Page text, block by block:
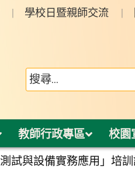
學校日暨親師交流
教師行政專區 校園
試與設備實務應用」培